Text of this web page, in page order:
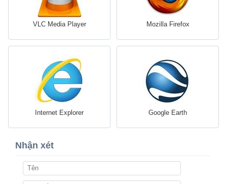
VLC Media Player Mozilla Firefox
Internet Explorer Google Earth
Nhận xét